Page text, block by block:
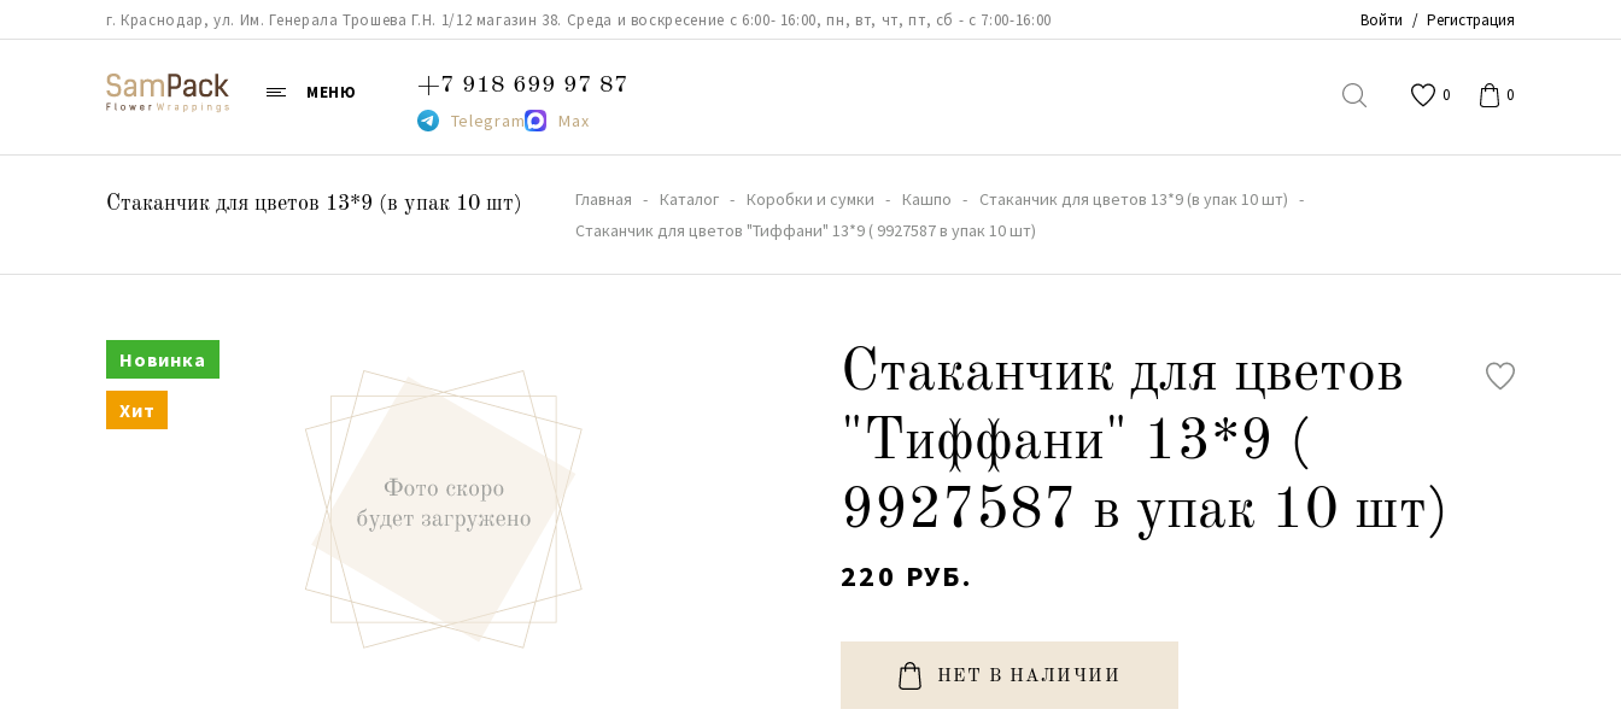
г. Краснодар, ул. Им. Генерала Трошева Г.Н. 1/12 магазин 38. Среда и воскресение с 6:00- 16:00, пн, вт, чт, пт, сб - с 7:00-16:00 Войти / Регистрация
МЕНЮ +7 918 699 97 87
Telegram Max
0 0
Стаканчик для цветов 13*9 (в упак 10 шт) Главная Каталог Коробки и сумки Кашпо
Стаканчик для цветов 13*9 (в упак 10 шт)
Стаканчик для цветов "Тиффани" 13*9 ( 9927587 в упак 10 шт)
Новинка
Хит
Стаканчик для цветов
"Тиффани" 13*9 (
9927587 в упак 10 шт)
220 РУБ.
НЕТ В НАЛИЧИИ